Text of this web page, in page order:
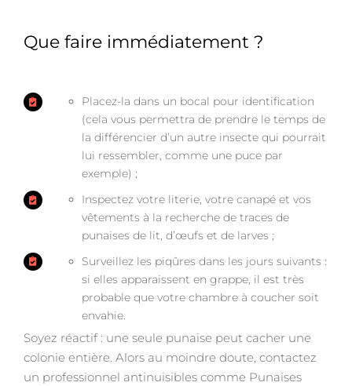
Que faire immédiatement ?
Placez-la dans un bocal pour identification
(cela vous permettra de prendre le temps de
la différencier d’un autre insecte qui pourrait
lui ressembler, comme une puce par
exemple) ;
Inspectez votre literie, votre canapé et vos
vêtements à la recherche de traces de
punaises de lit, d’œufs et de larves ;
Surveillez les piqûres dans les jours suivants :
si elles apparaissent en grappe, il est très
probable que votre chambre à coucher soit
envahie.
Soyez réactif : une seule punaise peut cacher une
colonie entière. Alors au moindre doute, contactez
un professionnel antinuisibles comme Punaises